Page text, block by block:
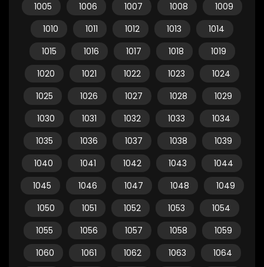
1005
1006 1007 1008
1009
1010
1011 1012 1013
1014
1015
1016 1017 1018
1019
1020
1021 1022 1023
1024
1025
1026 1027 1028
1029
1030
1031 1032 1033
1034
1035
1036 1037 1038
1039
1040
1041 1042 1043
1044
1045
1046 1047 1048
1049
1050
1051 1052 1053
1054
1055
1056 1057 1058
1059
1060
1061 1062 1063
1064